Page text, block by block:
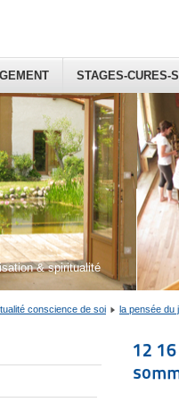
& spiritualité
STAGES-CURES-
conscience de soi la pensée du
12